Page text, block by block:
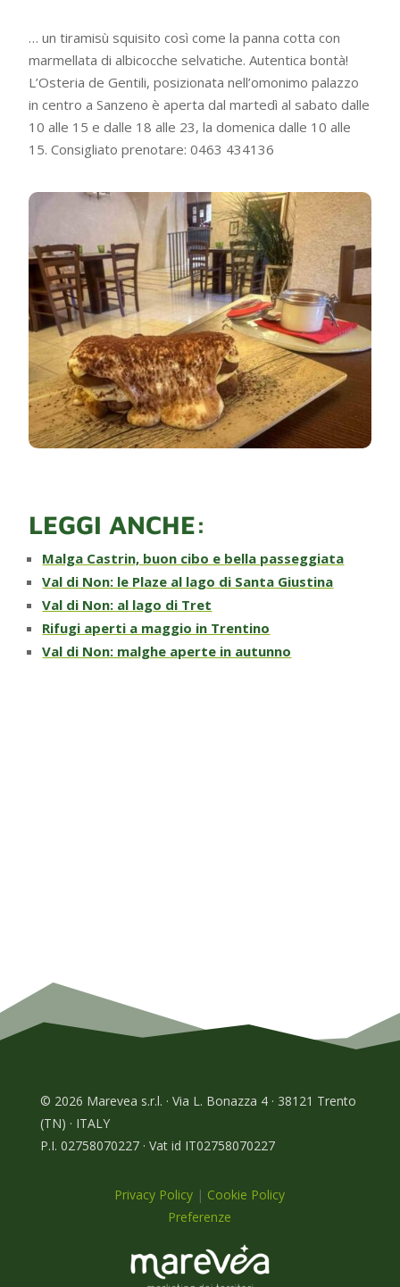
… un tiramisù squisito così come la panna cotta con
marmellata di albicocche selvatiche. Autentica bontà!
L’Osteria de Gentili, posizionata nell’omonimo palazzo
in centro a Sanzeno è aperta dal martedì al sabato dalle
10 alle 15 e dalle 18 alle 23, la domenica dalle 10 alle
15. Consigliato prenotare: 0463 434136
LEGGI ANCHE:
Malga Castrin, buon cibo e bella passeggiata
Val di Non: le Plaze al lago di Santa Giustina
Val di Non: al lago di Tret
Rifugi aperti a maggio in Trentino
Val di Non: malghe aperte in autunno
© 2026 Marevea s.r.l. · Via L. Bonazza 4 · 38121 Trento
(TN) · ITALY
P.I. 02758070227 · Vat id IT02758070227
Privacy Policy | Cookie Policy
Preferenze